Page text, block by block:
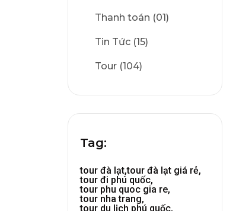
Thanh toán (01)
Tin Tức (15)
Tour (104)
Tag:
tour đà lạt,tour đà lạt giá rẻ,
tour đi phú quốc,
tour phu quoc gia re,
tour nha trang,
tour du lịch phú quốc,